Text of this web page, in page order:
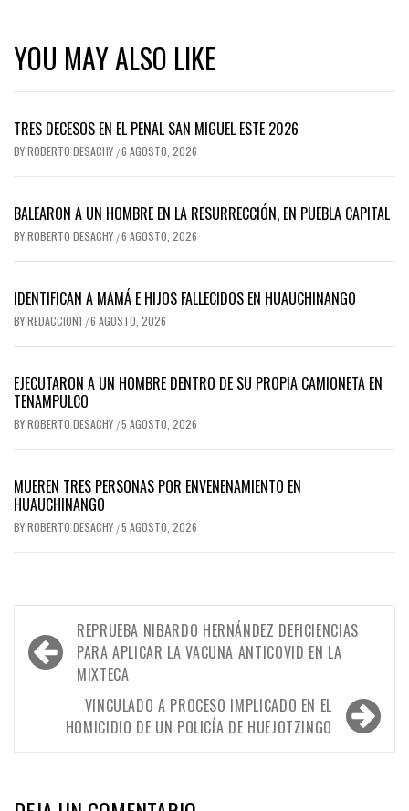
YOU MAY ALSO LIKE
TRES DECESOS EN EL PENAL SAN MIGUEL ESTE 2026
BYROBERTO DESACHY /6 AGOSTO, 2026
BALEARON A UN HOMBRE EN LA RESURRECCIÓN, EN PUEBLA CAPITAL
BYROBERTO DESACHY /6 AGOSTO, 2026
IDENTIFICAN A MAMÁ E HIJOS FALLECIDOS EN HUAUCHINANGO
BYREDACCION1 /6 AGOSTO, 2026
EJECUTARON A UN HOMBRE DENTRO DE SU PROPIA CAMIONETA EN
TENAMPULCO
BYROBERTO DESACHY /5 AGOSTO, 2026
MUEREN TRES PERSONAS POR ENVENENAMIENTO EN
HUAUCHINANGO
BYROBERTO DESACHY /5 AGOSTO, 2026
Navegación
de
entradas
REPRUEBA NIBARDO HERNÁNDEZ DEFICIENCIAS
PARA APLICAR LA VACUNA ANTICOVID EN LA
MIXTECA
VINCULADO A PROCESO IMPLICADO EN EL
HOMICIDIO DE UN POLICÍA DE HUEJOTZINGO